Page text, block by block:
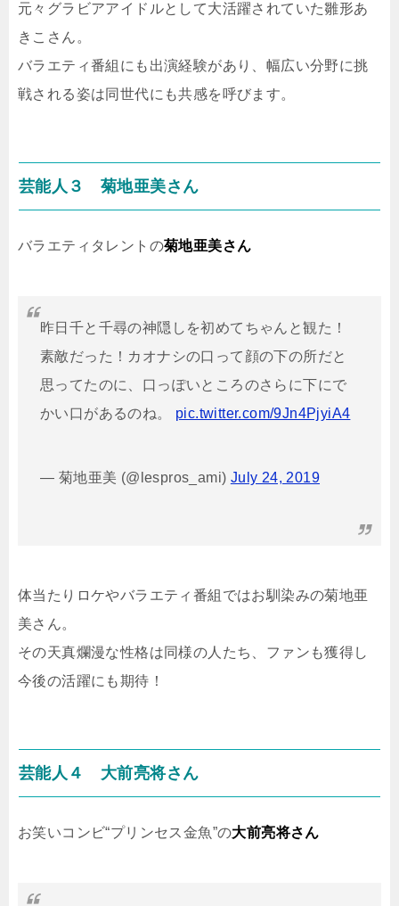
元々グラビアアイドルとして大活躍されていた雛形あ
きこさん。
バラエティ番組にも出演経験があり、幅広い分野に挑
戦される姿は同世代にも共感を呼びます。
芸能人３ 菊地亜美さん
バラエティタレントの菊地亜美さん
昨日千と千尋の神隠しを初めてちゃんと観た！
素敵だった！カオナシの口って顔の下の所だと
思ってたのに、口っぽいところのさらに下にで
かい口があるのね。 pic.twitter.com/9Jn4PjyiA4
— 菊地亜美 (@lespros_ami) July 24, 2019
体当たりロケやバラエティ番組ではお馴染みの菊地亜
美さん。
その天真爛漫な性格は同様の人たち、ファンも獲得し
今後の活躍にも期待！
芸能人４ 大前亮将さん
お笑いコンビ“プリンセス金魚”の大前亮将さん